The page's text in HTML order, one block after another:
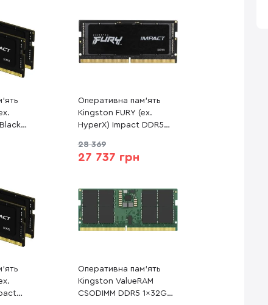
Оперативна пам’ять
Kingston FURY (ex.
HyperX) Impact DDR5
28 369
27 737 грн
Оперативна пам’ять
Kingston ValueRAM
CSODIMM DDR5 1x32GB